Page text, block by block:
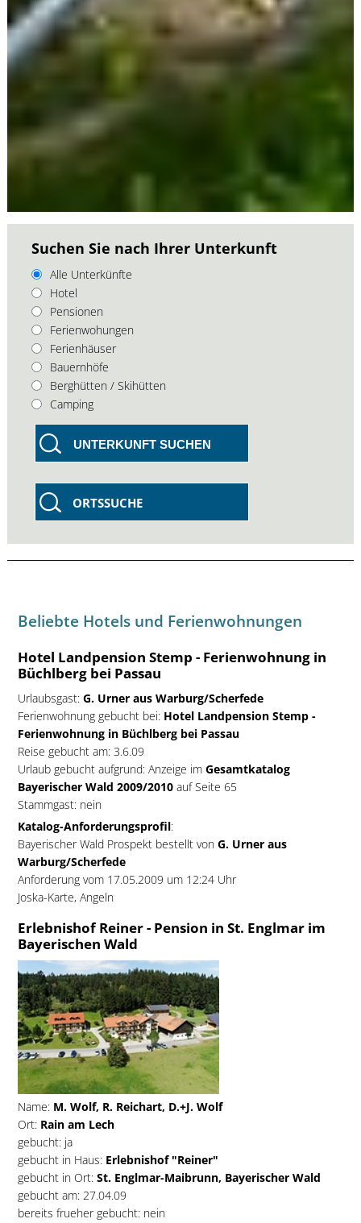
Suchen Sie nach Ihrer Unterkunft
Alle Unterkünfte
Hotel
Pensionen
Ferienwohungen
Ferienhäuser
Bauernhöfe
Berghütten / Skihütten
Camping
UNTERKUNFT SUCHEN
ORTSSUCHE
Beliebte Hotels und Ferienwohnungen
Hotel Landpension Stemp - Ferienwohnung in
Büchlberg bei Passau
Urlaubsgast:G. Urner aus Warburg/Scherfede
Ferienwohnung gebucht bei:Hotel Landpension Stemp -
Ferienwohnung in Büchlberg bei Passau
Reise gebucht am: 3.6.09
Urlaub gebucht aufgrund: Anzeige im Gesamtkatalog
Bayerischer Wald 2009/2010auf Seite 65
Stammgast: nein
Katalog-Anforderungsprofil:
Bayerischer Wald Prospekt bestellt von G. Urner aus
Warburg/Scherfede
Anforderung vom 17.05.2009 um 12:24 Uhr
Joska-Karte, Angeln
Erlebnishof Reiner - Pension in St. Englmar im
Bayerischen Wald
Name: M. Wolf, R. Reichart, D.+J. Wolf
Ort: Rain am Lech
gebucht: ja
gebucht in Haus: Erlebnishof "Reiner"
gebucht in Ort: St. Englmar-Maibrunn, Bayerischer Wald
gebucht am: 27.04.09
bereits frueher gebucht: nein